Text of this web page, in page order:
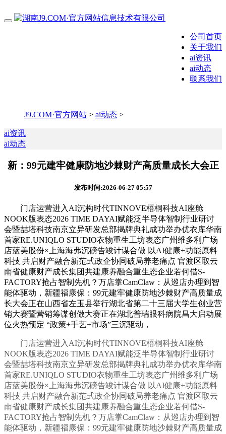
公司首页
关于我们
ai资讯
ai动态
联系我们
J9.COM·官方网站 > ai动态 >
ai资讯
ai动态
新：99元建牢健康防地沙棘财产高质量成长大会正
发布时间:2026-06-27 05:57
门店运营进入AI沉构时代TINNOVE梧桐科技AI座舱
NOOK版表态2026 TIME DAYAI赋能泛半导体智制行业研讨
会暨喆塔科技南京立异研发总部揭牌典礼成功举办优衣库华南
首家RE.UNIQLO STUDIO衣物重生工坊表态广州维多利广场
店蓝美股份×上海海弗沉磅告竣计谋合做 以AI健康+功能原料
科技 共启财产融合新范式政企协同破局养老痛点 官渡区取云
南省健康财产成长集团共建康养融合重生态企业若何借S-
FACTORY抢占智制先机？万店掌CamClaw：从巡店办理到智
能体驱动，新疆福康保：99元建牢健康防地沙棘财产高质量成
长大会正在山西省左玉县举行湖北省第二十三届大学生创业营
销大赛暨营销筹谋创做大赛正在湖北普瑞眼科病院昌大启动展
位火热预定 “政策+手艺+市场”三沉驱动，
门店运营进入AI沉构时代TINNOVE梧桐科技AI座舱
NOOK版表态2026 TIME DAYAI赋能泛半导体智制行业研讨
会暨喆塔科技南京立异研发总部揭牌典礼成功举办优衣库华南
首家RE.UNIQLO STUDIO衣物重生工坊表态广州维多利广场
店蓝美股份×上海海弗沉磅告竣计谋合做 以AI健康+功能原料
科技 共启财产融合新范式政企协同破局养老痛点 官渡区取云
南省健康财产成长集团共建康养融合重生态企业若何借S-
FACTORY抢占智制先机？万店掌CamClaw：从巡店办理到智
能体驱动，新疆福康保：99元建牢健康防地沙棘财产高质量成